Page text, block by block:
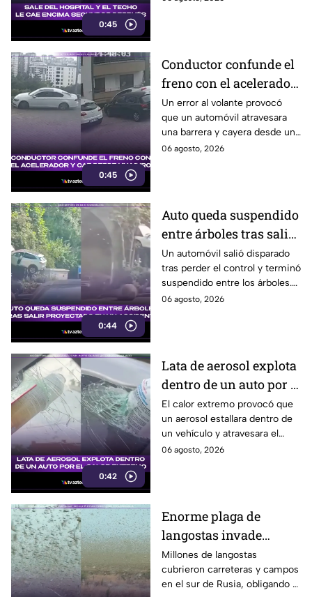
0:45
0:45
Conductor confunde el
freno con el acelerador
y cae desde un muro en
Turquía
Un error al volante provocó
que un automóvil atravesara
una barrera y cayera desde un
muro, dejando a tres personas
06 agosto, 2026
0:44
Auto queda suspendido
entre árboles tras salir
proyectado en un
accidente
Un automóvil salió disparado
tras perder el control y terminó
suspendido entre los árboles.
El conductor fue rescatado por
06 agosto, 2026
0:42
Lata de aerosol explota
dentro de un auto por el
calor extremo
El calor extremo provocó que
un aerosol estallara dentro de
un vehículo y atravesara el
parabrisas. Expertos advierten
06 agosto, 2026
Enorme plaga de
langostas invade
carreteras y cultivos en
Rusia
Millones de langostas
cubrieron carreteras y campos
en el sur de Rusia, obligando a